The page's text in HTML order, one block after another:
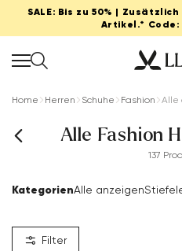
SALE: Bis zu 50% |
Artikel.* Code:
Home Herren Schuhe Fashion Alle
Alle Fashion
137
KategorienAlle anzeigen
Filter